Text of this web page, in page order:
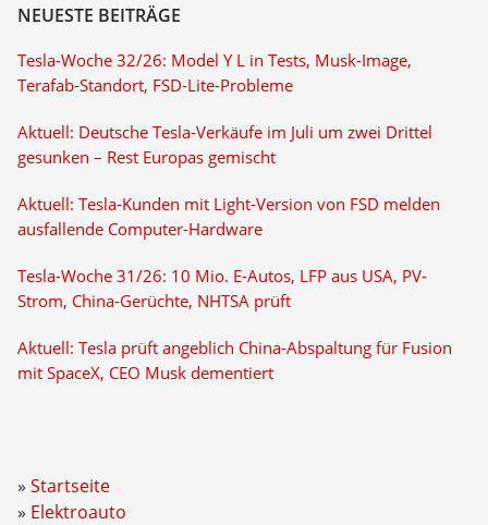
NEUESTE BEITRÄGE
Tesla-Woche 32/26: Model Y L in Tests, Musk-Image,
Terafab-Standort, FSD-Lite-Probleme
Aktuell: Deutsche Tesla-Verkäufe im Juli um zwei Drittel
gesunken – Rest Europas gemischt
Aktuell: Tesla-Kunden mit Light-Version von FSD melden
ausfallende Computer-Hardware
Tesla-Woche 31/26: 10 Mio. E-Autos, LFP aus USA, PV-
Strom, China-Gerüchte, NHTSA prüft
Aktuell: Tesla prüft angeblich China-Abspaltung für Fusion
mit SpaceX, CEO Musk dementiert
Startseite
Elektroauto